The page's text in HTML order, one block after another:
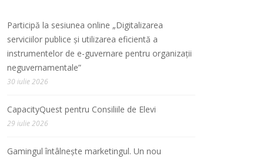
Participă la sesiunea online „Digitalizarea
serviciilor publice și utilizarea eficientă a
instrumentelor de e-guvernare pentru organizații
neguvernamentale”
30 iulie 2026
CapacityQuest pentru Consiliile de Elevi
29 iulie 2026
Gamingul întâlnește marketingul. Un nou